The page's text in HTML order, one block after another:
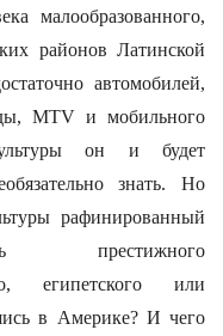
малообразованного,
районов Латинской
автомобилей,
МТV и мобильного
он и будет
знать. Но
рафинированный
престижного
египетского или
в Америке? И чего